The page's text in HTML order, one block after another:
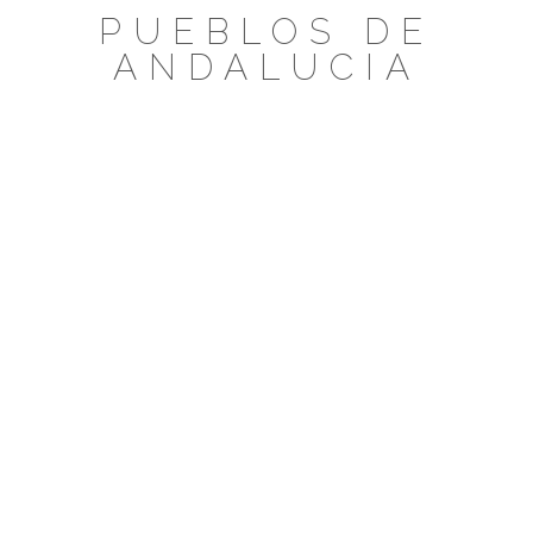
PUEBLOS DE
ANDALUCIA